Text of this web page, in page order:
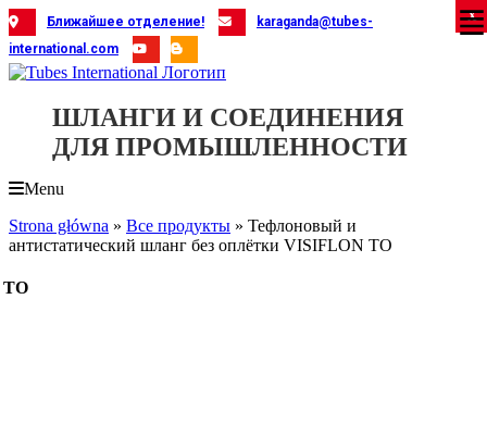
Skip
to
content
Ближайшее отделение!
karaganda@tubes-
international.com
ШЛАНГИ И СОЕДИНЕНИЯ
ДЛЯ ПРОМЫШЛЕННОСТИ
Menu
Strona główna » Все продукты » Тефлоновый и
антистатический шланг без оплётки VISIFLON TO
TO
X
X
X
X
X
X
X
X
X
X
X
X
X
X
X
X
X
X
X